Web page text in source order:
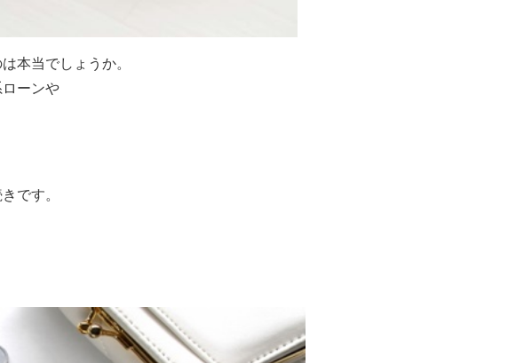
本当でしょうか。
ーンや
です。